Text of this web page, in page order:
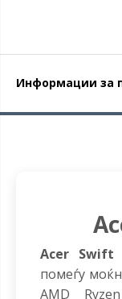
Информации за
Acer Swift
помеѓу
AMD